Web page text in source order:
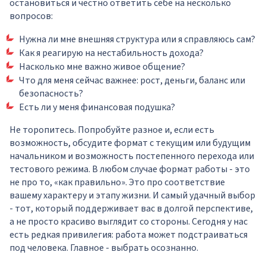
остановиться и честно ответить себе на несколько
вопросов:
Нужна ли мне внешняя структура или я справляюсь сам?
Как я реагирую на нестабильность дохода?
Насколько мне важно живое общение?
Что для меня сейчас важнее: рост, деньги, баланс или
безопасность?
Есть ли у меня финансовая подушка?
Не торопитесь. Попробуйте разное и, если есть
возможность, обсудите формат с текущим или будущим
начальником и возможность постепенного перехода или
тестового режима. В любом случае формат работы - это
не про то, «как правильно». Это про соответствие
вашему характеру и этапу жизни. И самый удачный выбор
- тот, который поддерживает вас в долгой перспективе,
а не просто красиво выглядит со стороны. Сегодня у нас
есть редкая привилегия: работа может подстраиваться
под человека. Главное - выбрать осознанно.